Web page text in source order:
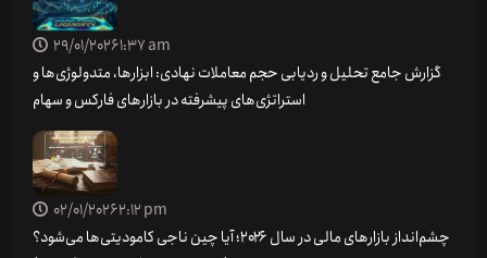
29/01/20261:37 am
گزارش جامع تحلیل و ردیابی حجم معاملات نهادی: ابزارها، متدولوژی‌ها و
استراتژی‌های پیشرفته در بازارهای فارکس و سهام
02/01/20262:12 pm
چشم‌انداز بازارهای مالی در سال ۲۰۲۶؛ آیا چین ناجی کامودیتی‌ها می‌شود؟